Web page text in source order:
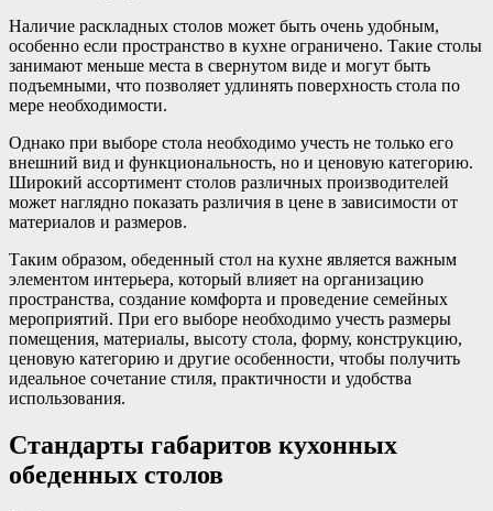
Наличие раскладных столов может быть очень удобным,
особенно если пространство в кухне ограничено. Такие столы
занимают меньше места в свернутом виде и могут быть
подъемными, что позволяет удлинять поверхность стола по
мере необходимости.
Однако при выборе стола необходимо учесть не только его
внешний вид и функциональность, но и ценовую категорию.
Широкий ассортимент столов различных производителей
может наглядно показать различия в цене в зависимости от
материалов и размеров.
Таким образом, обеденный стол на кухне является важным
элементом интерьера, который влияет на организацию
пространства, создание комфорта и проведение семейных
мероприятий. При его выборе необходимо учесть размеры
помещения, материалы, высоту стола, форму, конструкцию,
ценовую категорию и другие особенности, чтобы получить
идеальное сочетание стиля, практичности и удобства
использования.
Стандарты габаритов кухонных
обеденных столов